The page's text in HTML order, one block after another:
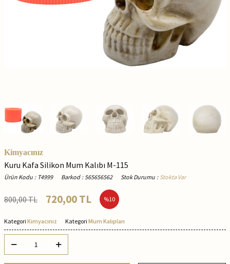
Kimyacınız
Kuru Kafa Silikon Mum Kalıbı M-115
Ürün Kodu : T4999 Barkod : 565656562 Stok Durumu : Stokta Var
800,00TL 720,00TL %10
Kategori Kimyacınız Kategori Mum Kalıpları